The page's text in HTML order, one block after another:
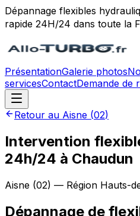
Dépannage flexibles
rapide 24H/24 dans toute la
PrésentationGalerie photos
servicesContactDemande de
Retour au Aisne (02)
Intervention
24h/24 à Chaudun
Aisne (02) — Région Hauts-
Dépannage de